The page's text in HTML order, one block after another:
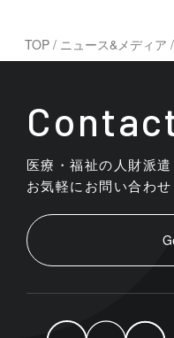
TOP / ニュース&メディア /
医療・福祉の人財派
お気軽にお問い合わせ